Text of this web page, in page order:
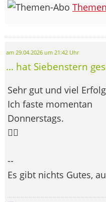
am 29.04.2026 um 21:42 Uhr
... hat Siebenstern
Sehr gut und viel
Ich faste momentan
Donnerstags.
🙋‍♀️
--
Es gibt nichts Gutes,